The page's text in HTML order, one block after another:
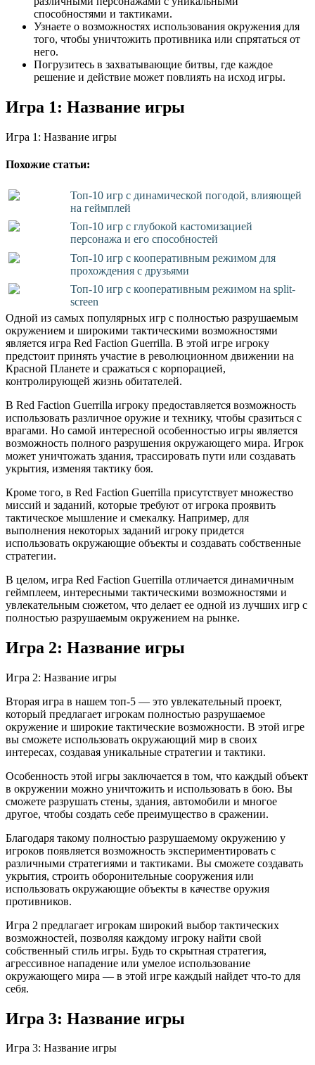
способностями и тактиками.
Узнаете о возможностях использования окружения для
того, чтобы уничтожить противника или спрятаться от
него.
Погрузитесь в захватывающие битвы, где каждое
решение и действие может повлиять на исход игры.
Игра 1: Название игры
Игра 1: Название игры
Похожие статьи:
Топ-10 игр с динамической погодой, влияющей
на геймплей
Топ-10 игр с глубокой кастомизацией
персонажа и его способностей
Топ-10 игр с кооперативным режимом для
прохождения с друзьями
Топ-10 игр с кооперативным режимом на split-
screen
Одной из самых популярных игр с полностью разрушаемым
окружением и широкими тактическими возможностями
является игра Red Faction Guerrilla. В этой игре игроку
предстоит принять участие в революционном движении на
Красной Планете и сражаться с корпорацией,
контролирующей жизнь обитателей.
В Red Faction Guerrilla игроку предоставляется возможность
использовать различное оружие и технику, чтобы сразиться с
врагами. Но самой интересной особенностью игры является
возможность полного разрушения окружающего мира. Игрок
может уничтожать здания, трассировать пути или создавать
укрытия, изменяя тактику боя.
Кроме того, в Red Faction Guerrilla присутствует множество
миссий и заданий, которые требуют от игрока проявить
тактическое мышление и смекалку. Например, для
выполнения некоторых заданий игроку придется
использовать окружающие объекты и создавать собственные
стратегии.
В целом, игра Red Faction Guerrilla отличается динамичным
геймплеем, интересными тактическими возможностями и
увлекательным сюжетом, что делает ее одной из лучших игр с
полностью разрушаемым окружением на рынке.
Игра 2: Название игры
Игра 2: Название игры
Вторая игра в нашем топ-5 — это увлекательный проект,
который предлагает игрокам полностью разрушаемое
окружение и широкие тактические возможности. В этой игре
вы сможете использовать окружающий мир в своих
интересах, создавая уникальные стратегии и тактики.
Особенность этой игры заключается в том, что каждый объект
в окружении можно уничтожить и использовать в бою. Вы
сможете разрушать стены, здания, автомобили и многое
другое, чтобы создать себе преимущество в сражении.
Благодаря такому полностью разрушаемому окружению у
игроков появляется возможность экспериментировать с
различными стратегиями и тактиками. Вы сможете создавать
укрытия, строить оборонительные сооружения или
использовать окружающие объекты в качестве оружия
противников.
Игра 2 предлагает игрокам широкий выбор тактических
возможностей, позволяя каждому игроку найти свой
собственный стиль игры. Будь то скрытная стратегия,
агрессивное нападение или умелое использование
окружающего мира — в этой игре каждый найдет что-то для
себя.
Игра 3: Название игры
Игра 3: Название игры